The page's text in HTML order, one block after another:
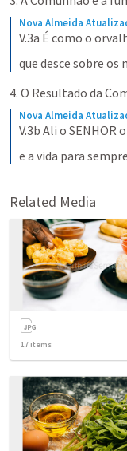
Nova Almeida
V.3a É como o
que desce sobre os
4. O Resultado da
Nova Almeida
V.3b Ali o SENHOR
e a vida para
Related Media
17 items